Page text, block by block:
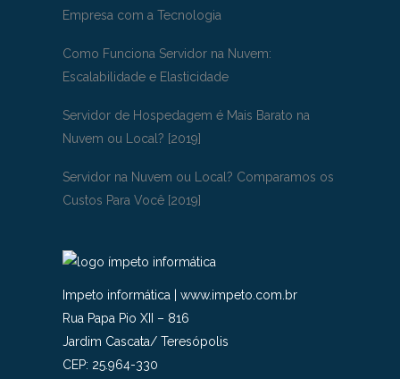
Empresa com a Tecnologia
Como Funciona Servidor na Nuvem:
Escalabilidade e Elasticidade
Servidor de Hospedagem é Mais Barato na
Nuvem ou Local? [2019]
Servidor na Nuvem ou Local? Comparamos os
Custos Para Você [2019]
Impeto informática
www.impeto.com.br
Rua Papa Pio XII – 816
Jardim Cascata/ Teresópolis
CEP: 25.964-330